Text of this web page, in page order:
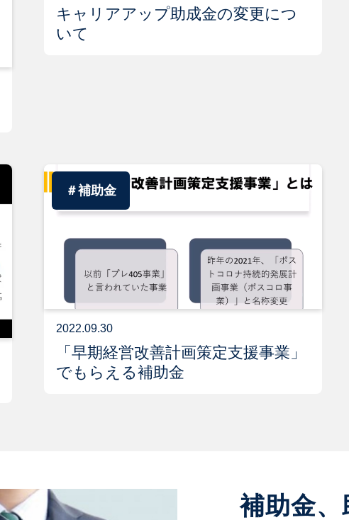
キャリアアップ助成金の変更につ
いて
＃補助金
2022.09.30
「早期経営改善計画策定支援事業」
でもらえる補助金
補助金、